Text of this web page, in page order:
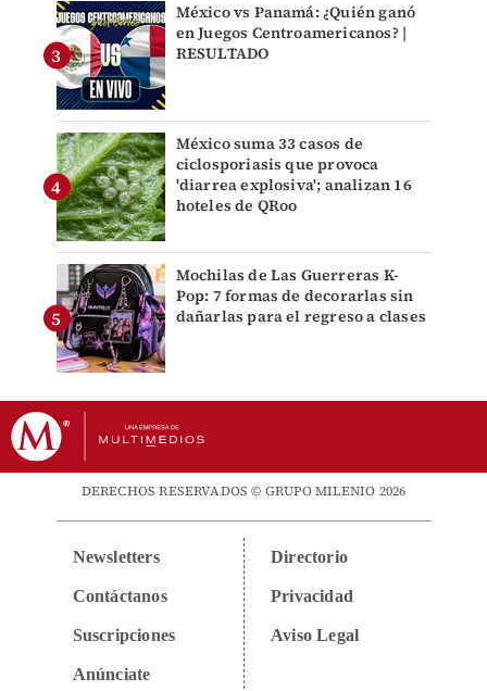
México vs Panamá: ¿Quién ganó
en Juegos Centroamericanos? |
RESULTADO
México suma 33 casos de
ciclosporiasis que provoca
'diarrea explosiva'; analizan 16
hoteles de QRoo
Mochilas de Las Guerreras K-
Pop: 7 formas de decorarlas sin
dañarlas para el regreso a clases
DERECHOS RESERVADOS © GRUPO MILENIO 2026
Newsletters
Contáctanos
Suscripciones
Anúnciate
Directorio
Privacidad
Aviso Legal